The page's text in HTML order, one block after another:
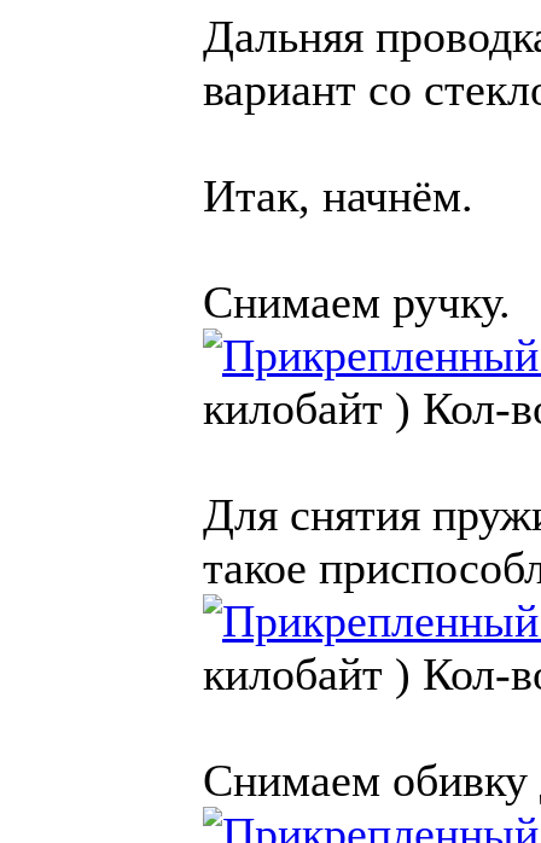
Дальняя
вариант со
Итак, начнём.
Снимаем ручку.
килобайт ) Кол-
Для снятия
такое
килобайт ) Кол-
Снимаем обивку